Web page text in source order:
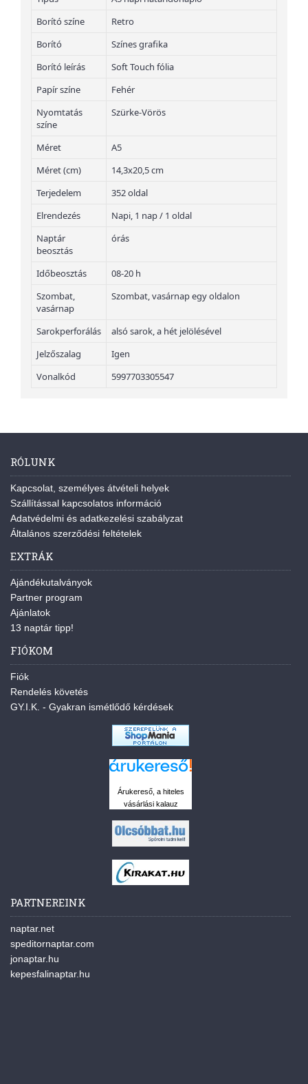
Borító színe
Retro
Borító
Színes grafika
Borító leírás
Soft Touch fólia
Papír színe
Fehér
Nyomtatás
színe
Szürke-Vörös
Méret
A5
Méret (cm)
14,3x20,5 cm
Terjedelem
352 oldal
Elrendezés
Napi, 1 nap / 1 oldal
Naptár
beosztás
órás
Időbeosztás
08-20 h
Szombat,
vasárnap
Szombat, vasárnap egy oldalon
Sarokperforálás
alsó sarok, a hét jelölésével
Jelzőszalag
Igen
Vonalkód
5997703305547
RÓLUNK
Kapcsolat, személyes átvételi helyek
Szállítással kapcsolatos információ
Adatvédelmi és adatkezelési szabályzat
Általános szerződési feltételek
EXTRÁK
Ajándékutalványok
Partner program
Ajánlatok
13 naptár tipp!
FIÓKOM
Fiók
Rendelés követés
GY.I.K. - Gyakran ismétlődő kérdések
Árukereső, a hiteles
vásárlási kalauz
PARTNEREINK
naptar.net
speditornaptar.com
jonaptar.hu
kepesfalinaptar.hu